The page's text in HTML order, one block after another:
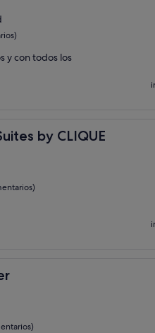
y con todos los
by CLIQUE